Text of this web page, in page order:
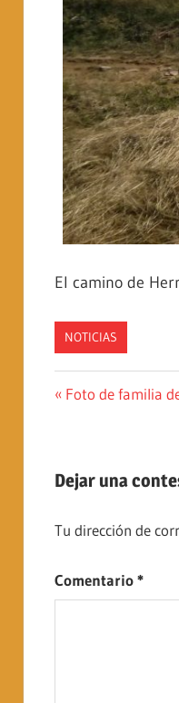
El camino de
NOTICIAS
entradas
Entrada
Foto de familia
Dejar una
Tu dirección de
Comentario*